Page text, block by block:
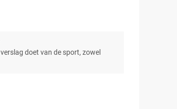
doet van de sport, zowel